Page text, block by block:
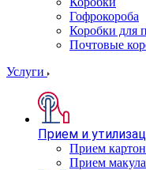
Гофрокороба
Коробки для
Почтовые
Услуги
Прием и
Прием
Прием